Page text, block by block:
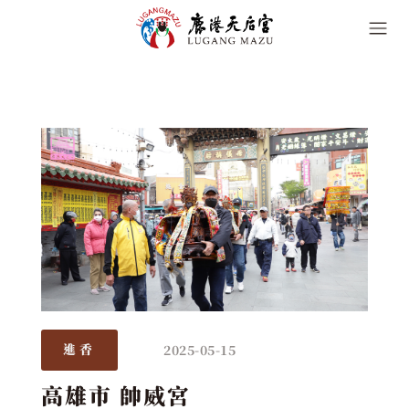
進香 2025-05-15
高雄市 帥威宮